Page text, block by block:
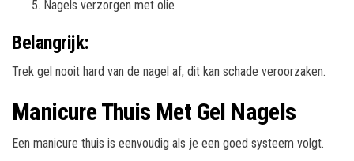
Nagels verzorgen met olie
Belangrijk:
Trek gel nooit hard van de nagel af, dit kan schade veroorzaken.
Manicure Thuis Met Gel Nagels
Een manicure thuis is eenvoudig als je een goed systeem volgt.